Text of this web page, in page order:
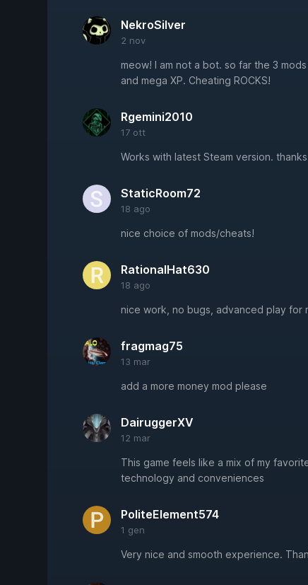
NekroSilver
2 nov
meow! I am not a bot. so far the 3
and mega XP. Cheating ROCKS!
Rgemini2010
17 ott
Works with latest Steam version. thanks
StaticRoom72
18 ago
nice choice of mods/cheats!
RationalHat630
18 ago
nice work, no bugs, advanced play for
fragmag75
13 mar
add a more money mod please
DairuggerXV
12 mar
This game feels like a mix of my
technology and conveniences
PoliteElement574
1 gen
Very nice and smooth experience.